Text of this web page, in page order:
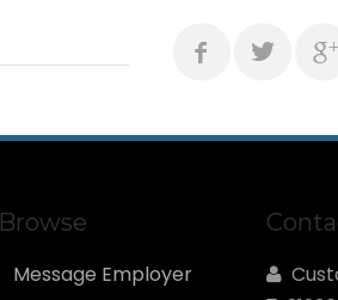
Browse
Message Employer